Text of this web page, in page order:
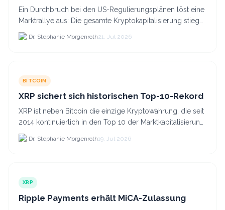
Ein Durchbruch bei den US-Regulierungsplänen löst eine
Marktrallye aus: Die gesamte Kryptokapitalisierung stieg
am 21.
Dr. Stephanie Morgenroth21. Jul 2026
BITCOIN
XRP sichert sich historischen Top-10-Rekord
XRP ist neben Bitcoin die einzige Kryptowährung, die seit
2014 kontinuierlich in den Top 10 der Marktkapitalisierung
verblieb.
Dr. Stephanie Morgenroth19. Jul 2026
XRP
Ripple Payments erhält MiCA-Zulassung